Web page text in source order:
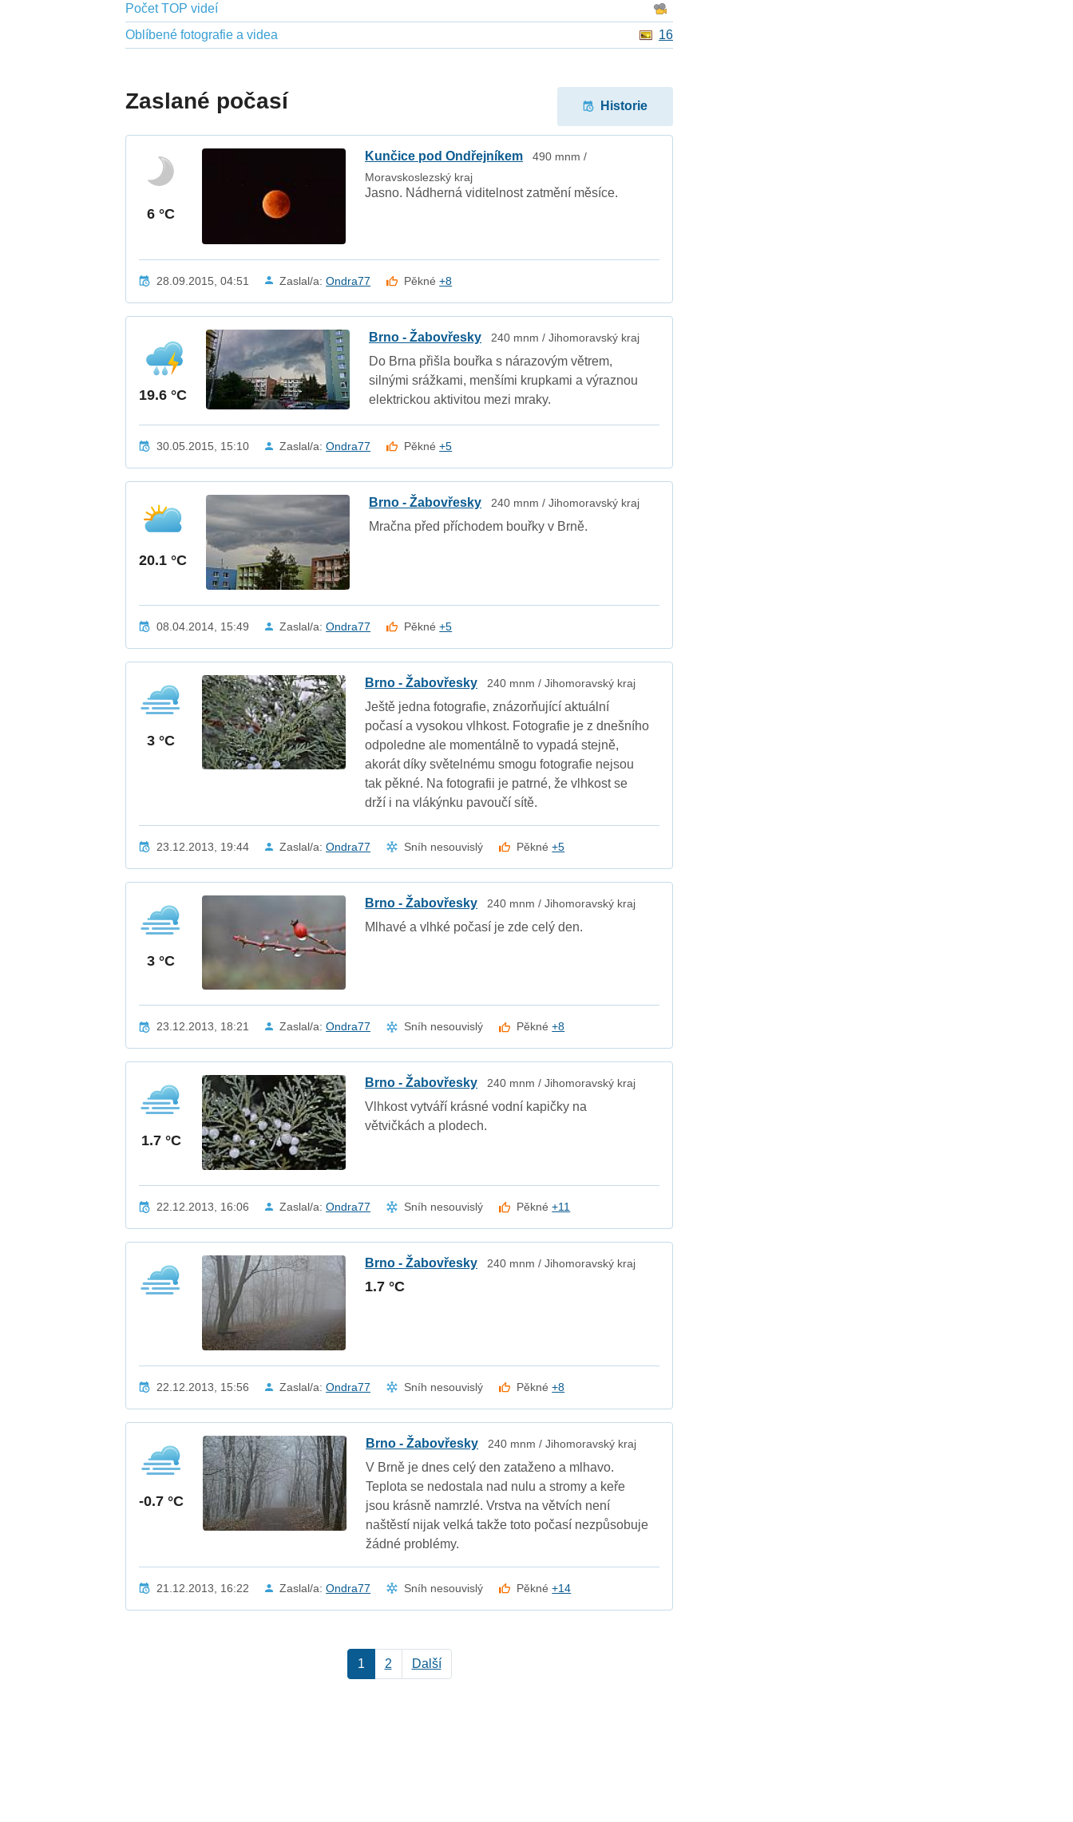
Počet TOP videí
Oblíbené fotografie a videa
16
Zaslané počasí Historie
6 °C
Kunčice pod Ondřejníkem
490 mnm /
Moravskoslezský kraj
Jasno. Nádherná viditelnost zatmění měsíce.
28.09.2015, 04:51 Zaslal/a:Ondra77 Pěkné+8
19.6 °C
Brno - Žabovřesky 240 mnm / Jihomoravský kraj
Do Brna přišla bouřka s nárazovým větrem,
silnými srážkami, menšími krupkami a výraznou
elektrickou aktivitou mezi mraky.
30.05.2015, 15:10 Zaslal/a:Ondra77 Pěkné+5
20.1 °C
Brno - Žabovřesky 240 mnm / Jihomoravský kraj
Mračna před příchodem bouřky v Brně.
08.04.2014, 15:49 Zaslal/a:Ondra77 Pěkné+5
3 °C
Brno - Žabovřesky 240 mnm / Jihomoravský kraj
Ještě jedna fotografie, znázorňující aktuální
počasí a vysokou vlhkost. Fotografie je z dnešního
odpoledne ale momentálně to vypadá stejně,
akorát díky světelnému smogu fotografie nejsou
tak pěkné. Na fotografii je patrné, že vlhkost se
drží i na vlákýnku pavoučí sítě.
23.12.2013, 19:44 Zaslal/a:Ondra77 Sníh nesouvislý Pěkné+5
3 °C
Brno - Žabovřesky 240 mnm / Jihomoravský kraj
Mlhavé a vlhké počasí je zde celý den.
23.12.2013, 18:21 Zaslal/a:Ondra77 Sníh nesouvislý Pěkné+8
1.7 °C
Brno - Žabovřesky 240 mnm / Jihomoravský kraj
Vlhkost vytváří krásné vodní kapičky na
větvičkách a plodech.
22.12.2013, 16:06 Zaslal/a:Ondra77 Sníh nesouvislý Pěkné+11
Brno - Žabovřesky 240 mnm / Jihomoravský kraj
1.7 °C
22.12.2013, 15:56 Zaslal/a:Ondra77 Sníh nesouvislý Pěkné+8
-0.7 °C
Brno - Žabovřesky 240 mnm / Jihomoravský kraj
V Brně je dnes celý den zataženo a mlhavo.
Teplota se nedostala nad nulu a stromy a keře
jsou krásně namrzlé. Vrstva na větvích není
naštěstí nijak velká takže toto počasí nezpůsobuje
žádné problémy.
21.12.2013, 16:22 Zaslal/a:Ondra77 Sníh nesouvislý Pěkné+14
1 2 Další